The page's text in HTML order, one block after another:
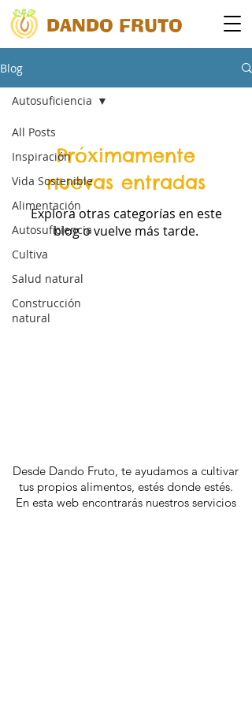
DANDO FRUTO
Blog
All Posts
Inspiración
Vida Sostenible
Alimentación
Autosuficiencia
Cultiva
Salud natural
Construcción
natural
Autosuficiencia
Próximamente
nuevas entradas
Explora otras categorías en este
blog o vuelve más tarde.
Desde Dando Fruto, te ayudamos a cultivar
tus propios alimentos, estés donde estés.
En esta web encontrarás nuestros servicios